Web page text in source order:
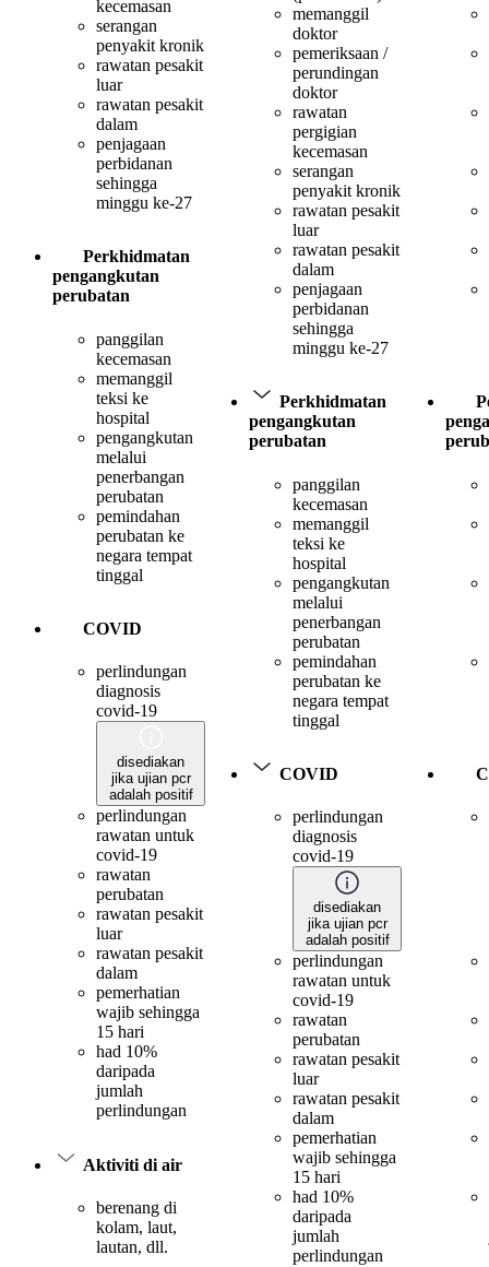
kecemasan
serangan
penyakit kronik
rawatan pesakit
luar
rawatan pesakit
dalam
penjagaan
perbidanan
sehingga
minggu ke-27
Perkhidmatan
pengangkutan
perubatan
panggilan
kecemasan
memanggil
teksi ke
hospital
pengangkutan
melalui
penerbangan
perubatan
pemindahan
perubatan ke
negara tempat
tinggal
COVID
perlindungan
diagnosis
covid-19
disediakan
jika ujian pcr
adalah positif
perlindungan
rawatan untuk
covid-19
rawatan
perubatan
rawatan pesakit
luar
rawatan pesakit
dalam
pemerhatian
wajib sehingga
15 hari
had 10%
daripada
jumlah
perlindungan
Aktiviti di air
berenang di
kolam, laut,
lautan, dll.
memanggil
doktor
pemeriksaan /
perundingan
doktor
rawatan
pergigian
kecemasan
serangan
penyakit kronik
rawatan pesakit
luar
rawatan pesakit
dalam
penjagaan
perbidanan
sehingga
minggu ke-27
Perkhidmatan
pengangkutan
perubatan
panggilan
kecemasan
memanggil
teksi ke
hospital
pengangkutan
melalui
penerbangan
perubatan
pemindahan
perubatan ke
negara tempat
tinggal
COVID
perlindungan
diagnosis
covid-19
disediakan
jika ujian pcr
adalah positif
perlindungan
rawatan untuk
covid-19
rawatan
perubatan
rawatan pesakit
luar
rawatan pesakit
dalam
pemerhatian
wajib sehingga
15 hari
had 10%
daripada
jumlah
perlindungan